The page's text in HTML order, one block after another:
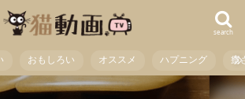
search
おもしろい オススメ ハプニング 癒